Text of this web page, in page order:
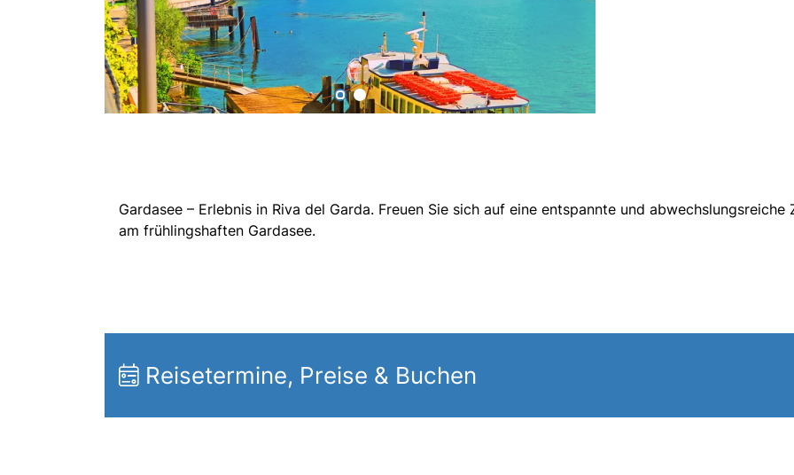
Gardasee – Erlebnis in Riva del Garda. Freuen Sie sich auf eine entspannte und abwechslungsreiche
am frühlingshaften Gardasee.
Reisetermine, Preise & Buchen